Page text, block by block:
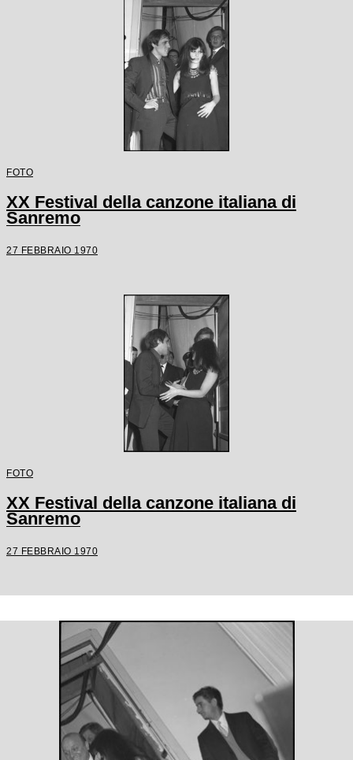
FOTO
XX Festival della canzone italiana di
Sanremo
27 FEBBRAIO 1970
FOTO
XX Festival della canzone italiana di
Sanremo
27 FEBBRAIO 1970